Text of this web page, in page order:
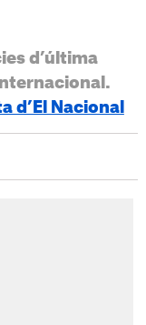
d’última
d’El Nacional